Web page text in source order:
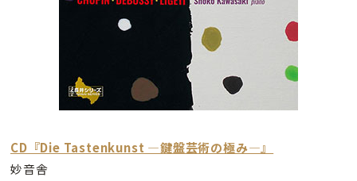
CD『Die Tastenkunst ―鍵盤芸術の極み―』
妙音舎